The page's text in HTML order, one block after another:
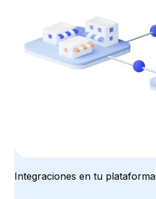
Integraciones en tu plataforma